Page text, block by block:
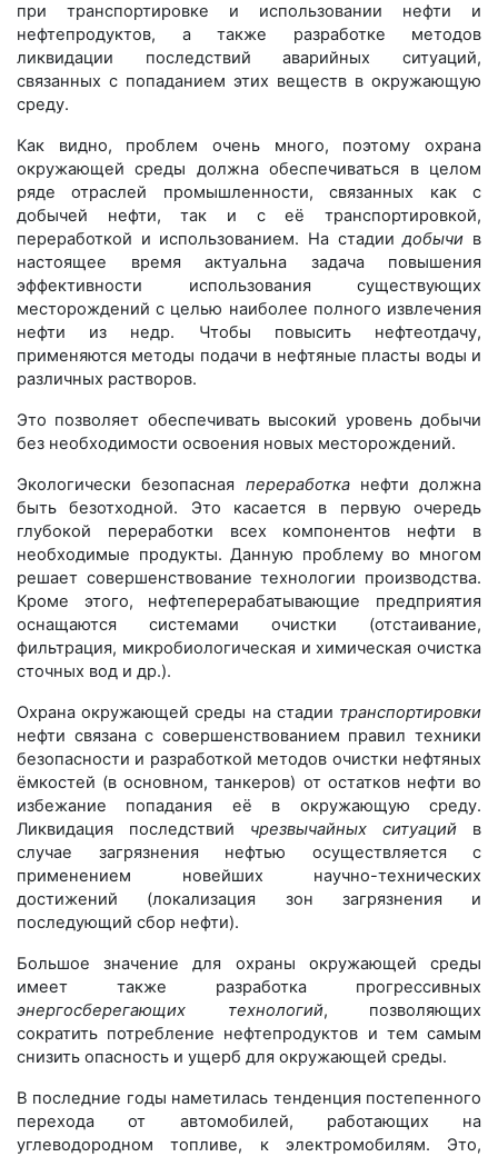
при транспортировке и использовании нефти и
нефтепродуктов, а также разработке методов
ликвидации последствий аварийных ситуаций,
связанных с попаданием этих веществ в окружающую
среду.
Как видно, проблем очень много, поэтому охрана
окружающей среды должна обеспечиваться в целом
ряде отраслей промышленности, связанных как с
добычей нефти, так и с её транспортировкой,
переработкой и использованием. На стадиидобычи в
настоящее время актуальна задача повышения
эффективности использования существующих
месторождений с целью наиболее полного извлечения
нефти из недр. Чтобы повысить нефтеотдачу,
применяются методы подачи в нефтяные пласты воды и
различных растворов.
Это позволяет обеспечивать высокий уровень добычи
без необходимости освоения новых месторождений.
Экологически безопасная переработка нефти должна
быть безотходной. Это касается в первую очередь
глубокой переработки всех компонентов нефти в
необходимые продукты. Данную проблему во многом
решает совершенствование технологии производства.
Кроме этого, нефтеперерабатывающие предприятия
оснащаются системами очистки (отстаивание,
фильтрация, микробиологическая и химическая очистка
сточных вод и др.).
Охрана окружающей среды на стадии транспортировки
нефти связана с совершенствованием правил техники
безопасности и разработкой методов очистки нефтяных
ёмкостей (в основном, танкеров) от остатков нефти во
избежание попадания её в окружающую среду.
Ликвидация последствий чрезвычайных ситуаций в
случае загрязнения нефтью осуществляется с
применением новейших научно-технических
достижений (локализация зон загрязнения и
последующий сбор нефти).
Большое значение для охраны окружающей среды
имеет также разработка прогрессивных
энергосберегающих технологий, позволяющих
сократить потребление нефтепродуктов и тем самым
снизить опасность и ущерб для окружающей среды.
В последние годы наметилась тенденция постепенного
перехода от автомобилей, работающих на
углеводородном топливе, к электромобилям. Это,